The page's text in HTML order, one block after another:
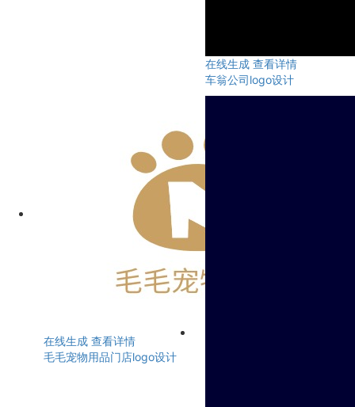
在线生成 查看详情
车翁公司logo设计
在线生成 查看详情
毛毛宠物用品门店logo设计